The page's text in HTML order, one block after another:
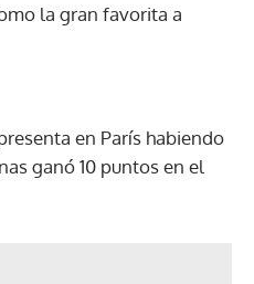
la gran favorita a
en París habiendo
ganó 10 puntos en el